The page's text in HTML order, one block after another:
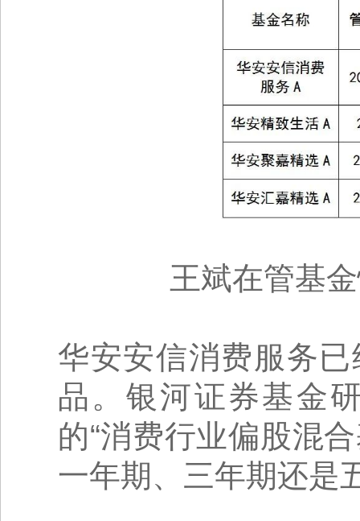
王斌在管基
华安安信消费服务
品。银河证券基金
的“消费行业偏股混
一年期、三年期还是